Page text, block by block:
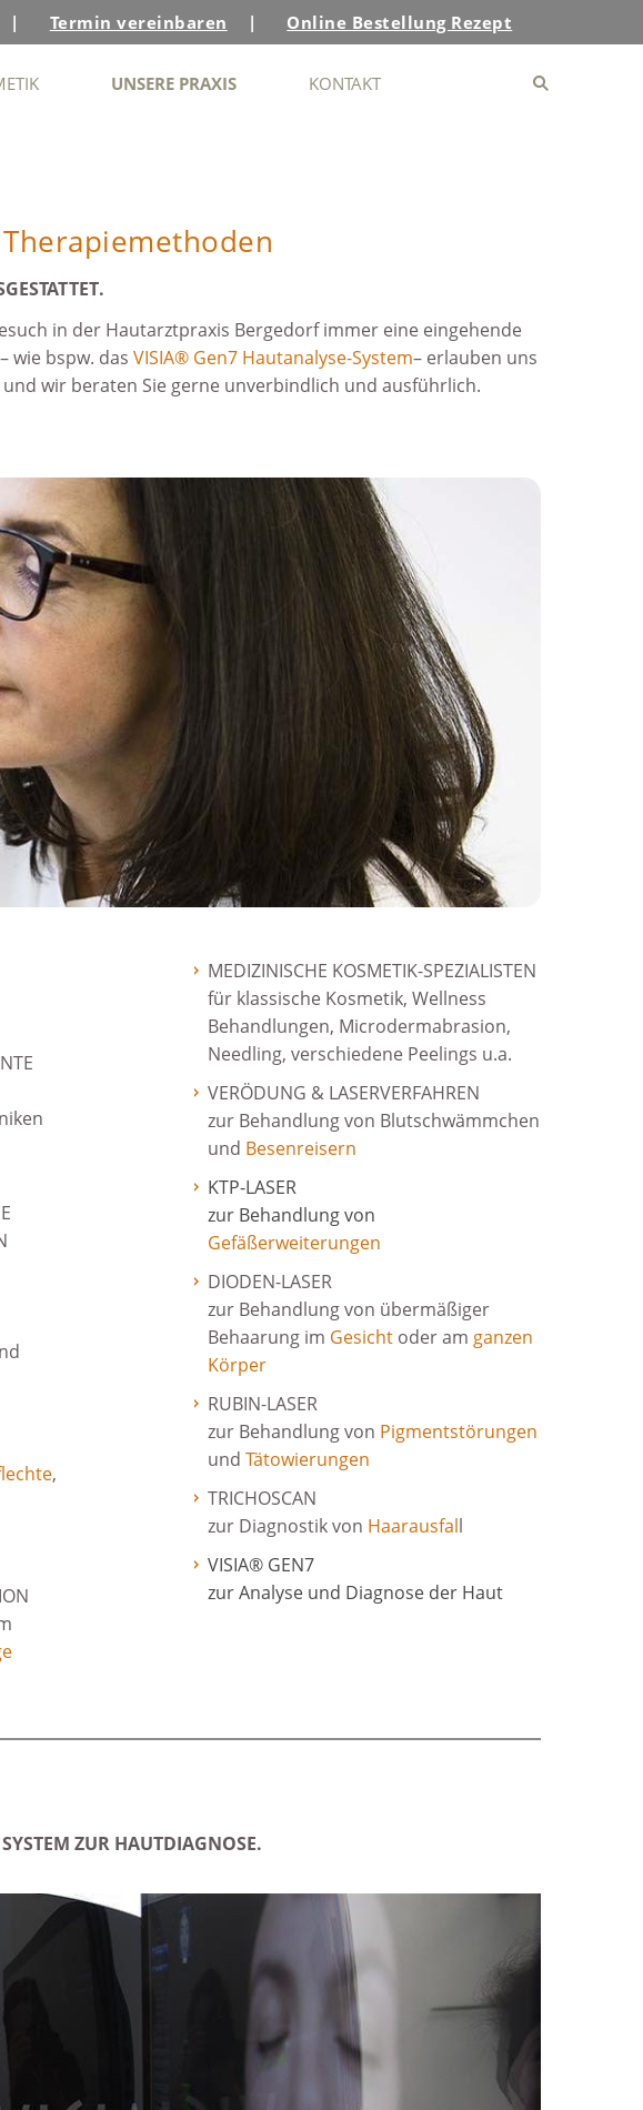
Termin vereinbaren | Online Bestellung Rezept
UNSERE PRAXIS KONTAKT
in der Hautarztpraxis Bergedorf immer eine eingehende
wie bspw. das VISIA® Gen7 Hautanalyse-System– erlauben uns
wir beraten Sie gerne unverbindlich und ausführlich.
,
MEDIZINISCHE KOSMETIK-SPEZIALISTEN
für klassische Kosmetik, Wellness
Behandlungen, Microdermabrasion,
Needling, verschiedene Peelings u.a.
VERÖDUNG & LASERVERFAHREN
zur Behandlung von Blutschwämmchen
und Besenreisern
KTP-LASER
zur Behandlung von
Gefäßerweiterungen
DIODEN-LASER
zur Behandlung von übermäßiger
Behaarung im Gesicht oder am ganzen
Körper
RUBIN-LASER
zur Behandlung von Pigmentstörungen
undTätowierungen
TRICHOSCAN
zur Diagnostik von Haarausfall
VISIA® GEN7
zur Analyse und Diagnose der Haut
ZUR HAUTDIAGNOSE.